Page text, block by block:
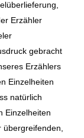
Erzähler
gebracht
Erzählers
Einzelheiten
natürlich
Einzelheiten